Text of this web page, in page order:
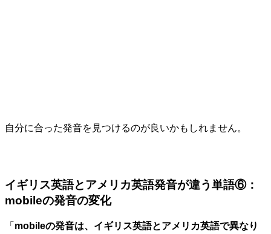
自分に合った発音を見つけるのが良いかもしれません。
イギリス英語とアメリカ英語発音が違う単語⑥：
mobileの発音の変化
「 mobileの発音は、イギリス英語とアメリカ英語で異なり